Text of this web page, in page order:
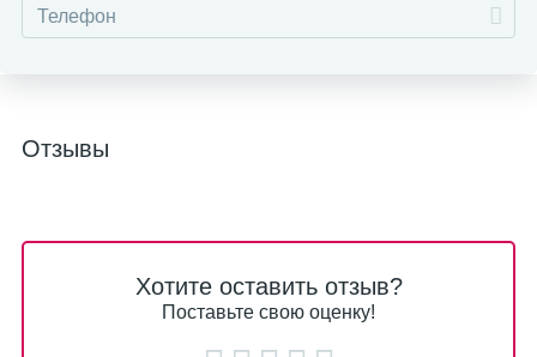
Отзывы
Хотите оставить отзыв?
Поставьте свою оценку!